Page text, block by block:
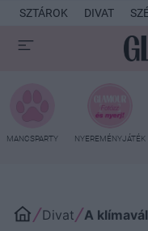
SZTÁROK DIVAT
MANCSPARTY NYEREMÉNYJÁTÉK
Divat A